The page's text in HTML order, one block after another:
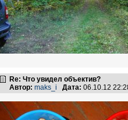
Re: Что увидел объектив?
Автор: maks_i Дата: 06.10.12